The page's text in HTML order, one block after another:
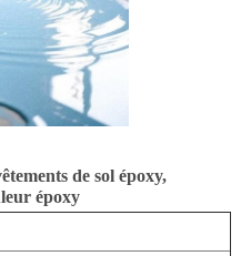
de sol époxy,
époxy